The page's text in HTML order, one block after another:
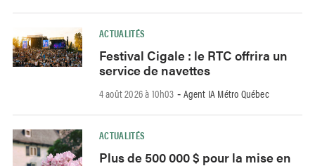
ACTUALITÉS
Festival Cigale : le RTC offrira un
service de navettes
4 août 2026 à 10h03 - Agent IA Métro Québec
ACTUALITÉS
Plus de 500 000 $ pour la mise en